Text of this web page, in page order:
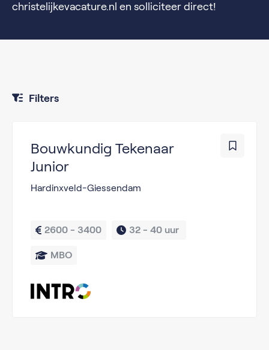
christelijkevacature.nl en solliciteer direct!
Filters
Bouwkundig Tekenaar
Junior
Hardinxveld-Giessendam
2600 - 3400 32 - 40 uur
MBO